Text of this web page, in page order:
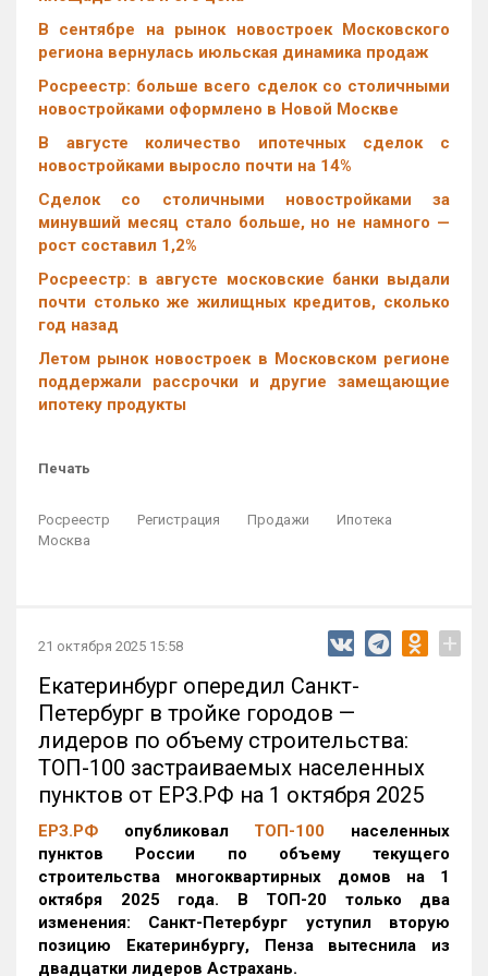
В сентябре на рынок новостроек Московского
региона вернулась июльская динамика продаж
Росреестр: больше всего сделок со столичными
новостройками оформлено в Новой Москве
В августе количество ипотечных сделок с
новостройками выросло почти на 14%
Cделок со столичными новостройками за
минувший месяц стало больше, но не намного —
рост составил 1,2%
Росреестр: в августе московские банки выдали
почти столько же жилищных кредитов, сколько
год назад
Летом рынок новостроек в Московском регионе
поддержали рассрочки и другие замещающие
ипотеку продукты
Печать
Росреестр Регистрация Продажи
Ипотека
Москва
21 октября 2025 15:58 +
Екатеринбург опередил Санкт-
Петербург в тройке городов —
лидеров по объему строительства:
ТОП-100 застраиваемых населенных
пунктов от ЕРЗ.РФ на 1 октября 2025
ЕРЗ.РФ опубликовал ТОП-100 населенных
пунктов России по объему текущего
строительства многоквартирных домов на 1
октября 2025 года. В ТОП-20 только два
изменения: Санкт-Петербург уступил вторую
позицию Екатеринбургу, Пенза вытеснила из
двадцатки лидеров Астрахань.